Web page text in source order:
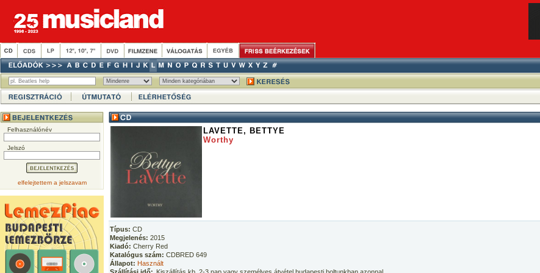
Felhasználónév
Jelszó
elfelejtettem a jelszavam
LAVETTE, BETTYE
Worthy
Típus: CD
Megjelenés: 2015
Kiadó: Cherry Red
Katalógus szám: CDBRED 649
Állapot: Használt